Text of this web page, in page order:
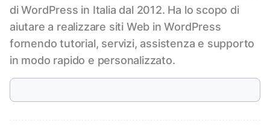
di WordPress in Italia dal 2012. Ha lo scopo di
aiutare a realizzare siti Web in WordPress
fornendo tutorial, servizi, assistenza e supporto
in modo rapido e personalizzato.